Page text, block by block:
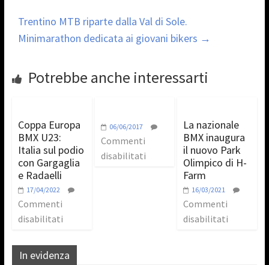
Trentino MTB riparte dalla Val di Sole.
Minimarathon dedicata ai giovani bikers →
Potrebbe anche interessarti
Coppa Europa
BMX U23:
Italia sul podio
con Gargaglia
e Radaelli
17/04/2022
Commenti
disabilitati
06/06/2017
Commenti
disabilitati
La nazionale
BMX inaugura
il nuovo Park
Olimpico di H-
Farm
16/03/2021
Commenti
disabilitati
In evidenza